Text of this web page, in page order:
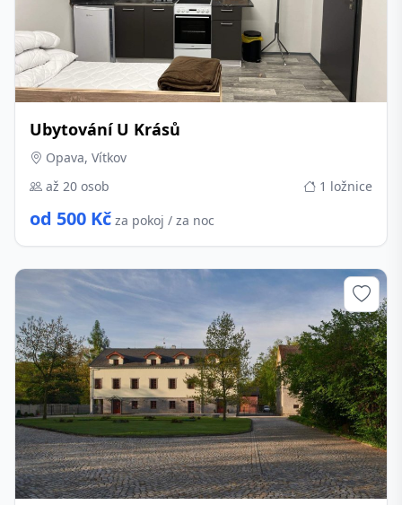
Ubytování U Krásů
Opava, Vítkov
až 20 osob
1 ložnice
od 500 Kč za pokoj / za noc